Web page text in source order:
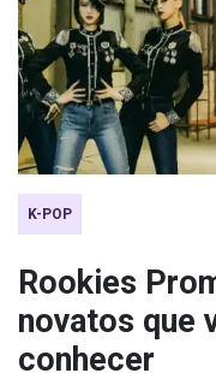
K-POP
Rookies
novatos que
conhecer